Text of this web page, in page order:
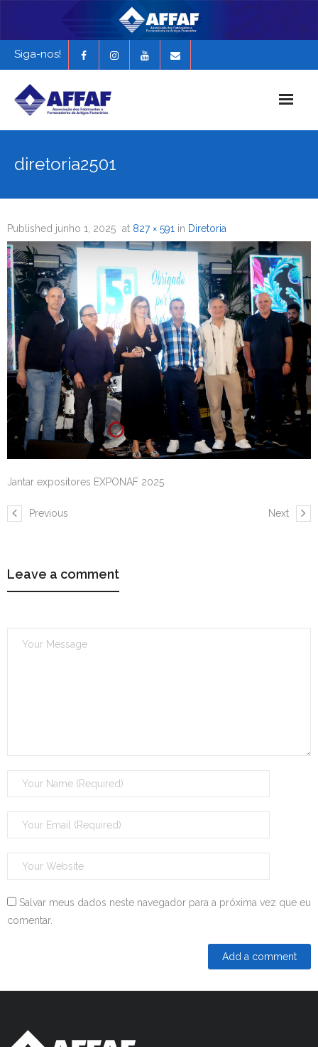
Siga-nos!
História da AFFAF
Revista Funerária em Foco
EXPONAF 2027
diretoria2501
Published junho 1, 2025 at 827 × 591 in Diretoria
Jantar expositores EXPONAF 2025
Previous Next
Leave a comment
Salvar meus dados neste navegador para a próxima vez que eu
comentar.